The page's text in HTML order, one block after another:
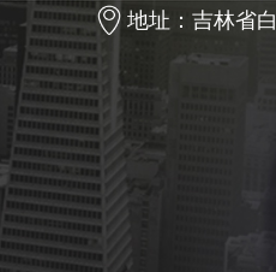
地址：吉林省